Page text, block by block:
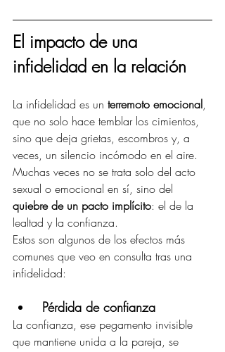
El impacto de una
infidelidad en la relación
La infidelidad es un terremoto emocional,
que no solo hace temblar los cimientos,
sino que deja grietas, escombros y, a
veces, un silencio incómodo en el aire.
Muchas veces no se trata solo del acto
sexual o emocional en sí, sino del
quiebre de un pacto implícito: el de la
lealtad y la confianza.
Estos son algunos de los efectos más
comunes que veo en consulta tras una
infidelidad:
Pérdida de confianza
La confianza, ese pegamento invisible
que mantiene unida a la pareja, se